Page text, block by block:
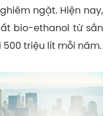
ngặt. Hiện nay,
bio-ethanol từ sắn
triệu lít mỗi năm.